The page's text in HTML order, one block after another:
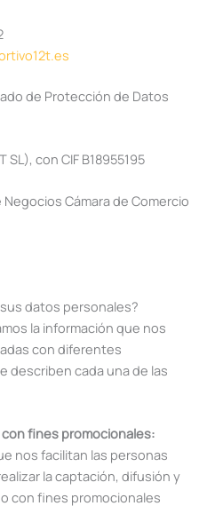
de Protección de Datos
SL), con CIF B18955195
Cámara de Comercio
datos personales?
la información que nos
con diferentes
describen cada una de las
fines promocionales:
nos facilitan las personas
la captación, difusión y
con fines promocionales